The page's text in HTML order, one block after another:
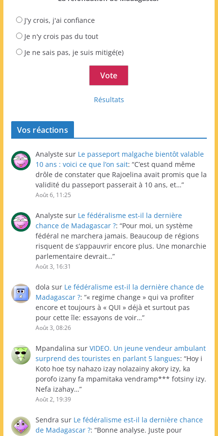
J'y crois, j'ai confiance
Je n'y crois pas du tout
Je ne sais pas, je suis mitigé(e)
Résultats
Vos réactions
Analyste sur Le passeport malgache bientôt valable
10 ans : voici ce que l’on sait: “C’est quand même
drôle de constater que Rajoelina avait promis que la
validité du passeport passerait à 10 ans, et…”
Août 6, 11:25
Analyste sur Le fédéralisme est-il la dernière
chance de Madagascar ?: “Pour moi, un système
fédéral ne marchera jamais. Beaucoup de régions
risquent de s’appauvrir encore plus. Une monarchie
parlementaire devrait…”
Août 3, 16:31
dola sur Le fédéralisme est-il la dernière chance de
Madagascar ?: “« regime change » qui va profiter
encore et toujours à « QUI » déjà et surtout pas
pour cette île: essayons de voir…”
Août 3, 08:26
Mpandalina sur VIDEO. Un jeune vendeur ambulant
surprend des touristes en parlant 5 langues: “Hoy i
Koto hoe tsy nahazo izay nolazainy akory izy, ka
porofo izany fa mpamitaka vendramp*** fotsiny izy.
Nefa izahay…”
Août 2, 19:39
Sendra sur Le fédéralisme est-il la dernière chance
de Madagascar ?: “Bonne analyse. Juste pour